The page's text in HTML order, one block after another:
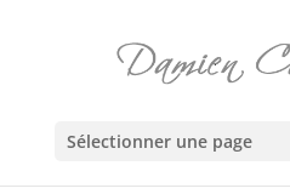
Sélectionner une page